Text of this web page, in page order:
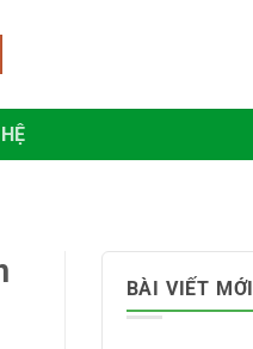
BÀI VIẾT MỚI